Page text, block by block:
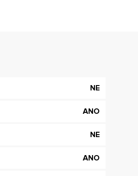
NE
ANO
NE
ANO